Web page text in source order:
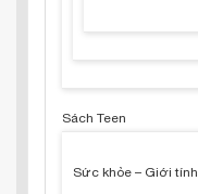
Sách Teen
Sức khỏe – Giới tính